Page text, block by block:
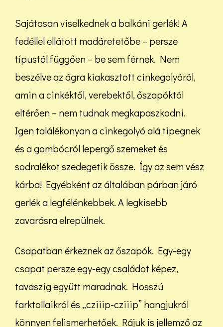
Sajátosan viselkednek a balkáni gerlék! A
fedéllel ellátott madáretetőbe – persze
típustól függően – be sem férnek. Nem
beszélve az ágra kiakasztott cinkegolyóról,
amin a cinkéktől, verebektől, őszapóktól
eltérően – nem tudnak megkapaszkodni.
Igen találékonyan a cinkegolyó alá tipegnek
és a gombócról lepergő szemeket és
sodralékot szedegetik össze. Így az sem vész
kárba! Egyébként az általában párban járó
gerlék a legfélénkebbek. A legkisebb
zavarásra elrepülnek.
Csapatban érkeznek az őszapók. Egy-egy
csapat persze egy-egy családot képez,
tavaszig együtt maradnak. Hosszú
farktollaikról és „cziiip-cziiip” hangjukról
könnyen felismerhetőek. Rájuk is jellemző az